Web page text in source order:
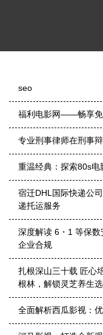
seo
福利电影网——畅享免
专业刑事律师在刑事
重温经典：探索80s电
宿迁DHL国际快递公
递托运服务
深度解读 6・1 等保
企业合规
扎根深山三十载 匠心
根林，解锁灵芝养生
全面解析西瓜影视：